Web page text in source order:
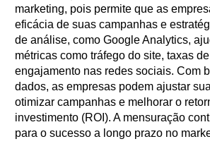
marketing, pois permite que as
eficácia de suas campanhas e
de análise, como Google Analytics,
métricas como tráfego do site, taxas
engajamento nas redes sociais. Com
dados, as empresas podem ajustar
otimizar campanhas e melhorar o
investimento (ROI). A mensuração
para o sucesso a longo prazo no